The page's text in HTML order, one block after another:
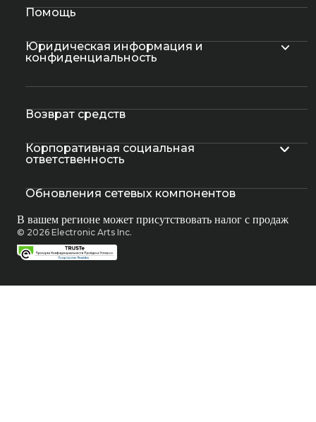
Помощь
Юридическая информация и
конфиденциальность
Возврат средств
Корпоративная социальная
ответственность
Обновления сетевых компонентов
В вашем регионе может присутствовать налог с продаж
© 2026 Electronic Arts Inc.